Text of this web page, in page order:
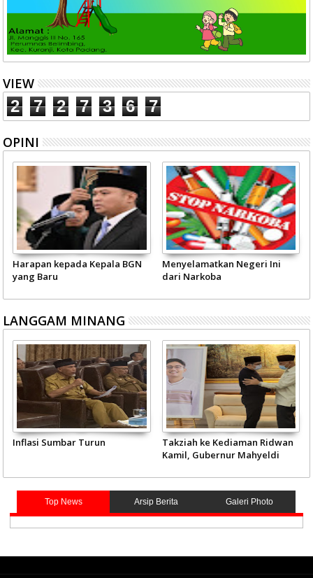
VIEW
2 7 2 7 3 6 7
OPINI
Harapan kepada Kepala BGN
yang Baru
Menyelamatkan Negeri Ini
dari Narkoba
LANGGAM MINANG
Inflasi Sumbar Turun
Takziah ke Kediaman Ridwan
Kamil, Gubernur Mahyeldi
Top News Arsip Berita Galeri Photo